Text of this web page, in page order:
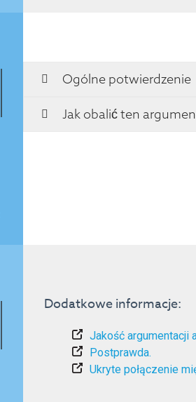
Ogólne potwierdzenie
Jak obalić ten
Dodatkowe informacje:
Jakość argumentacji
Postprawda.
Ukryte połączenie